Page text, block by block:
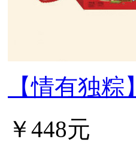
【情有独粽】
￥448元